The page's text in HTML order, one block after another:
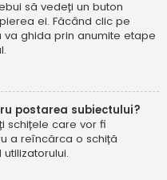
să vedeți un buton
ei. Făcând clic pe
va ghida prin anumite etape
postarea subiectului?
schițele care vor fi
a reîncărca o schiță